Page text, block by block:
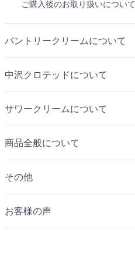
ご購入後のお取り扱いについて
パントリークリームについて
中沢クロテッドについて
サワークリームについて
商品全般について
その他
お客様の声